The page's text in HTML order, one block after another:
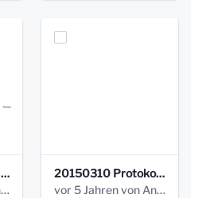
Protokoll 2. Treffen 20140315 AG Bismarckplatz.pdf
vor 5 Jahren von Anni Schlumberger
20150310 Protokoll Bismarckplatz_UrbanG_02.pdf
vor 5 Jahren von Anni Schlumberger